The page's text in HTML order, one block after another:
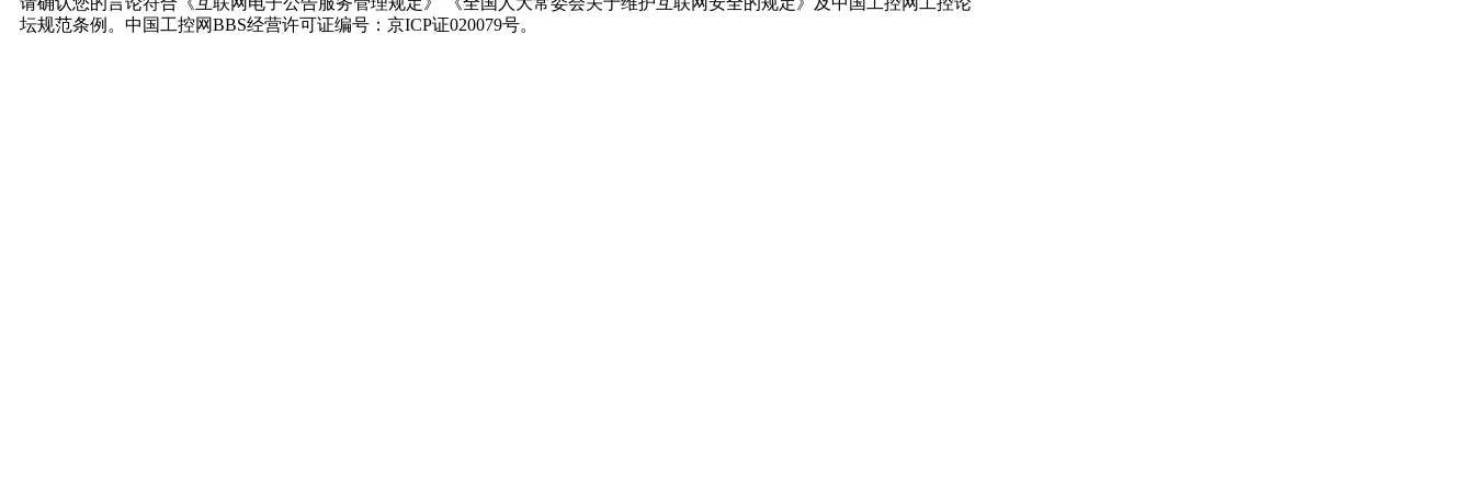
坛规范条例。中国工控网BBS经营许可证编号：京ICP证020079号。